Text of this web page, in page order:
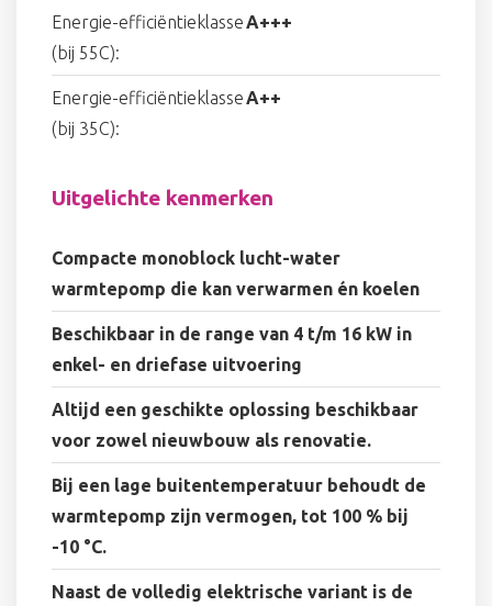
Energie-efficiëntieklasse
(bij 55C):
A+++
Energie-efficiëntieklasse
(bij 35C):
A++
Uitgelichte kenmerken
Compacte monoblock lucht-water
warmtepomp die kan verwarmen én koelen
Beschikbaar in de range van 4 t/m 16 kW in
enkel- en driefase uitvoering
Altijd een geschikte oplossing beschikbaar
voor zowel nieuwbouw als renovatie.
Bij een lage buitentemperatuur behoudt de
warmtepomp zijn vermogen, tot 100 % bij
-10 °C.
Naast de volledig elektrische variant is de